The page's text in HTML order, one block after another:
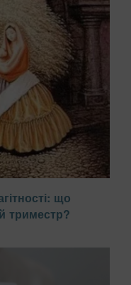
на певних деталях
про пріоритети,
що
триместр?